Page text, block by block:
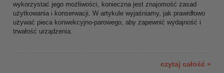
wykorzystać jego możliwości, konieczna jest znajomość zasad
użytkowania i konserwacji. W artykule wyjaśniamy, jak prawidłowo
używać pieca konwekcyjno-parowego, aby zapewnić wydajność i
trwałość urządzenia.
czytaj całość »